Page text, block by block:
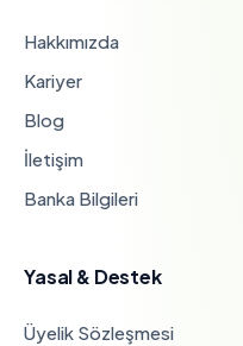
Hakkımızda
Kariyer
Blog
İletişim
Banka Bilgileri
Yasal & Destek
Üyelik Sözleşmesi